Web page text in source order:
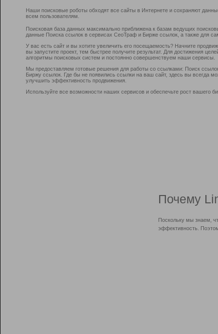
Наши поисковые роботы обходят все сайты в Интернете и сохраняют
всем пользователям.
Поисковая база данных максимально приближена к базам ведущих
данные Поиска ссылок в сервисах СеоТраф и Бирже ссылок, а также для
У вас есть сайт и вы хотите увеличить его посещаемость? Начните
вы запустите проект, тем быстрее получите результат. Для достижения
алгоритмы поисковых систем и постоянно совершенствуем наши сервисы.
Мы предоставляем готовые решения для работы со ссылками: Поиск
Биржу ссылок. Где бы не появились ссылки на ваш сайт, здесь вы всегда
улучшить эффективность продвижения.
Используйте все возможности наших сервисов и обеспечьте рост вашего
Почему
Поскольку мы знаем,
эффективность.